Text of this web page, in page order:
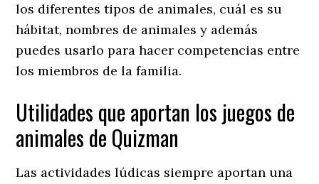
los diferentes tipos de animales, cuál es su
hábitat, nombres de animales y además
puedes usarlo para hacer competencias entre
los miembros de la familia.
Utilidades que aportan los juegos de
animales de Quizman
Las actividades lúdicas siempre aportan una